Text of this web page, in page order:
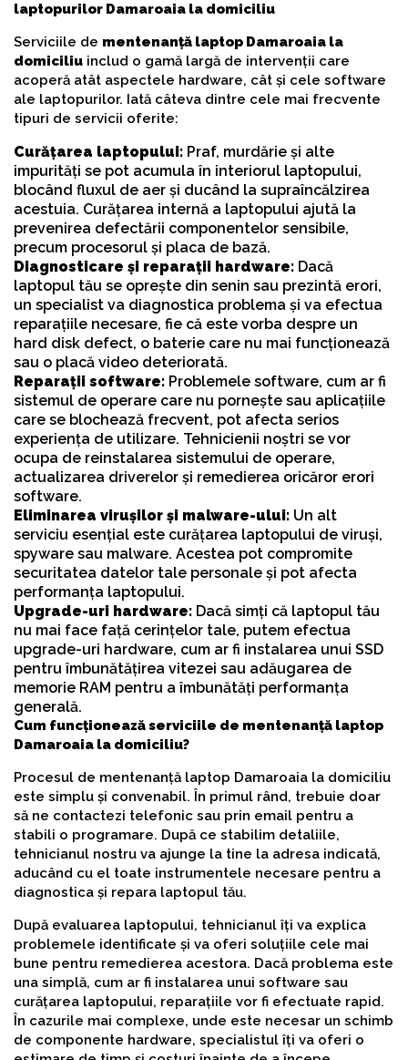
laptopurilor Damaroaia la domiciliu
Serviciile de mentenanță laptop Damaroaia la
domiciliu includ o gamă largă de intervenții care
acoperă atât aspectele hardware, cât și cele software
ale laptopurilor. Iată câteva dintre cele mai frecvente
tipuri de servicii oferite:
Curățarea laptopului: Praf, murdărie și alte
impurități se pot acumula în interiorul laptopului,
blocând fluxul de aer și ducând la supraîncălzirea
acestuia. Curățarea internă a laptopului ajută la
prevenirea defectării componentelor sensibile,
precum procesorul și placa de bază.
Diagnosticare și reparații hardware: Dacă
laptopul tău se oprește din senin sau prezintă erori,
un specialist va diagnostica problema și va efectua
reparațiile necesare, fie că este vorba despre un
hard disk defect, o baterie care nu mai funcționează
sau o placă video deteriorată.
Reparații software: Problemele software, cum ar fi
sistemul de operare care nu pornește sau aplicațiile
care se blochează frecvent, pot afecta serios
experiența de utilizare. Tehnicienii noștri se vor
ocupa de reinstalarea sistemului de operare,
actualizarea driverelor și remedierea oricăror erori
software.
Eliminarea virușilor și malware-ului: Un alt
serviciu esențial este curățarea laptopului de viruși,
spyware sau malware. Acestea pot compromite
securitatea datelor tale personale și pot afecta
performanța laptopului.
Upgrade-uri hardware: Dacă simți că laptopul tău
nu mai face față cerințelor tale, putem efectua
upgrade-uri hardware, cum ar fi instalarea unui SSD
pentru îmbunătățirea vitezei sau adăugarea de
memorie RAM pentru a îmbunătăți performanța
generală.
Cum funcționează serviciile de mentenanță laptop
Damaroaia la domiciliu?
Procesul de mentenanță laptop Damaroaia la domiciliu
este simplu și convenabil. În primul rând, trebuie doar
să ne contactezi telefonic sau prin email pentru a
stabili o programare. După ce stabilim detaliile,
tehnicianul nostru va ajunge la tine la adresa indicată,
aducând cu el toate instrumentele necesare pentru a
diagnostica și repara laptopul tău.
După evaluarea laptopului, tehnicianul îți va explica
problemele identificate și va oferi soluțiile cele mai
bune pentru remedierea acestora. Dacă problema este
una simplă, cum ar fi instalarea unui software sau
curățarea laptopului, reparațiile vor fi efectuate rapid.
În cazurile mai complexe, unde este necesar un schimb
de componente hardware, specialistul îți va oferi o